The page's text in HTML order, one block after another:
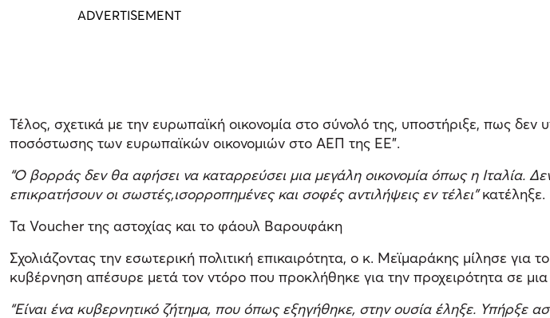
Τέλος, σχετικά με την ευρωπαϊκή οικονομία στο σύνολό της, υποστήριξε, πως
ποσόστωσης των ευρωπαϊκών οικονομιών στο ΑΕΠ της ΕΕ”.
“Ο βορράς δεν θα αφήσει να καταρρεύσει μια μεγάλη οικονομία όπως η Ιταλία.
επικρατήσουν οι σωστές,ισορροπημένες και σοφές αντιλήψεις εν τέλει”κατέληξε.
Τα Voucher της αστοχίας και το φάουλ Βαρουφάκη
Σχολιάζοντας την εσωτερική πολιτική επικαιρότητα, ο κ. Μεϊμαράκης μίλησε
κυβέρνηση απέσυρε μετά τον ντόρο που προκλήθηκε για την προχειρότητα σε
“Είναι ένα κυβερνητικό ζήτημα, που όπως εξηγήθηκε, στην ουσία έληξε.